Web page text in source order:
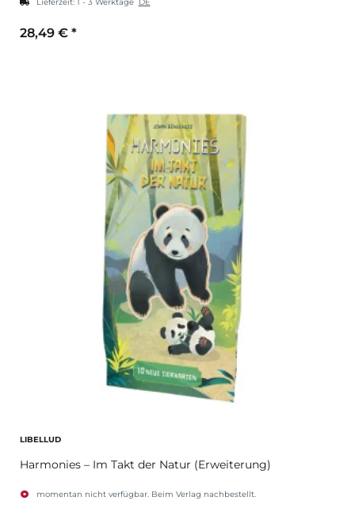
28,49 € *
LIBELLUD
Harmonies – Im Takt der Natur (Erweiterung)
momentan nicht verfügbar. Beim Verlag nachbestellt.